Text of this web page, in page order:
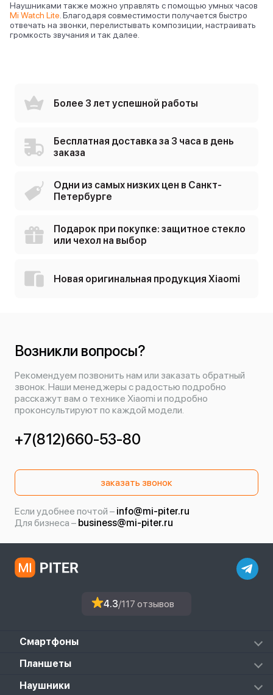
Наушниками также можно управлять с помощью умных часов
Mi Watch Lite. Благодаря совместимости получается быстро
отвечать на звонки, перелистывать композиции, настраивать
громкость звучания и так далее.
Более 3 лет успешной работы
Бесплатная доставка за 3 часа в день
заказа
Одни из самых низких цен в Санкт-
Петербурге
Подарок при покупке: защитное стекло
или чехол на выбор
Новая оригинальная продукция Xiaomi
Возникли вопросы?
Рекомендуем позвонить нам или заказать обратный
звонок. Наши менеджеры с радостью подробно
расскажут вам о технике Xiaomi и подробно
проконсультируют по каждой модели.
+7(812)660-53-80
заказать звонок
Если удобнее почтой – info@mi-piter.ru
Для бизнеса – business@mi-piter.ru
4.3/117 отзывов
Смартфоны
Redmi
Mi
Планшеты
Mi Pad 6S Pro
Наушники